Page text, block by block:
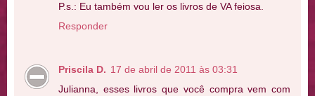
P.s.: Eu também vou ler os livros de VA feiosa.
Responder
Priscila D. 17 de abril de 2011 às 03:31
Julianna, esses livros que você compra vem com